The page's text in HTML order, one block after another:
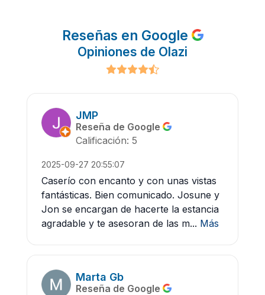
Reseñas en Google
Opiniones de Olazi
JMP
Reseña de Google
Calificación: 5
2025-09-27 20:55:07
Caserío con encanto y con unas vistas
fantásticas. Bien comunicado. Josune y
Jon se encargan de hacerte la estancia
agradable y te asesoran de las m... Más
Marta Gb
Reseña de Google